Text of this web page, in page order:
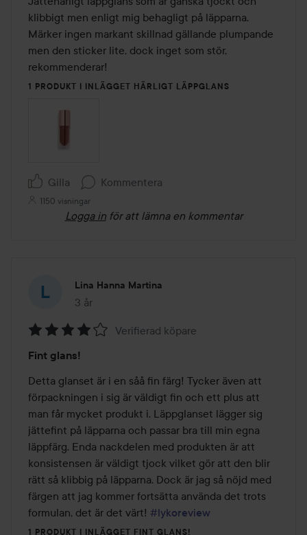
5
klibbigt men enligt mig behagligt på läpparna.
Märker ingen markant skillnad gällande plumpande
men den sticker lite, dock inget som stör,
rekommenderar!
1 PRODUKT I INLÄGGET HÄRLIGT LÄPPGLANS
Gilla Kommentera
1150 visningar
Logga in för att lämna en kommentar
Lina Hanna Martina
3 år
Inlägget skapades 3 år
4
av
5
Verifierad köpare
Fint glans!
Detta glanset är i en såå fin färg! Tycker även att
förpackningen i sig är väldigt fin och ett plus att
man får mycket produkt i. Läppglanset lägger sig
jättefint på läpparna och passar bra till min egna
läppfärg. Enda nackdelen med produkten är att
konsistensen är väldigt tjock vilket gör att den blir
rätt så klibbig på läpparna. Dock är jag så nöjd med
färgen att jag kommer fortsätta använda det trots
formulan, det är det värt! #lykoreview
1 PRODUKT I INLÄGGET FINT GLANS!